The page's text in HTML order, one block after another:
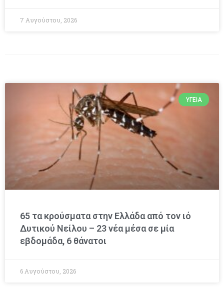
7 Αυγούστου, 2026
ΥΓΕΊΑ
65 τα κρούσματα στην Ελλάδα από τον ιό
Δυτικού Νείλου – 23 νέα μέσα σε μία
εβδομάδα, 6 θάνατοι
6 Αυγούστου, 2026